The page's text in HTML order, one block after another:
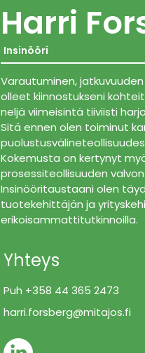
Harri
Insinööri
Varautuminen,
olleet kiinnostukseni
neljä viimeisintä tiiviisti
Sitä ennen olen toiminut
Kokemusta on kertynyt
prosessiteollisuuden
Insinööritaustaani olen
tuotekehittäjän ja
erikoisammattitutkinnoilla.
Yhteys
Puh +358 44 365 2473
harri.forsberg@mitajos.fi